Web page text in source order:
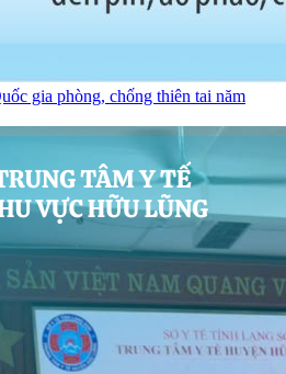
gia phòng, chống thiên tai năm